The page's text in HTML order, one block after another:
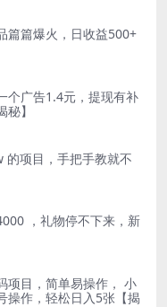
篇篇爆火，日收益500+
个广告1.4元，提现有补
】
的项目，手把手教就不
，礼物停不下来，新
项目，简单易操作， 小
操作，轻松日入5张【揭